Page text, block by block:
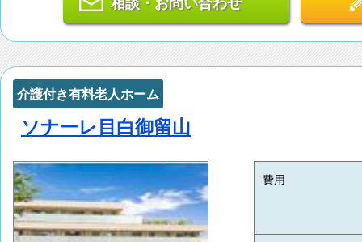
介護付き有料老人ホーム
ソナーレ目白御留山
費用